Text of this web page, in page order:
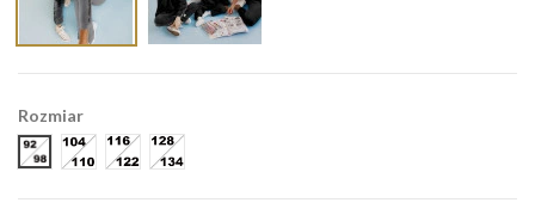
Rozmiar
92-98104-110116-122128-134